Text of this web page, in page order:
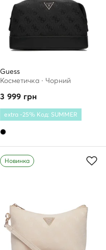
Guess
Косметичка · Чорний
3 999 грн
extra -25% Код: SUMMER
Новинка